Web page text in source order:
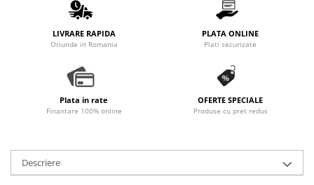
Accesorii si intretinere
LIVRARE RAPIDA
Oriunde in Romania
PLATA ONLINE
Plati securizate
Plata in rate
Finantare 100% online
OFERTE SPECIALE
Produse cu pret redus
Descriere